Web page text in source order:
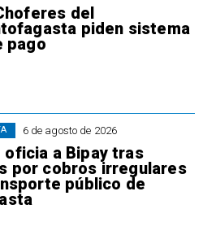
del
piden sistema
pago
6 de agosto de 2026
oficia a Bipay tras
por cobros irregulares
público de